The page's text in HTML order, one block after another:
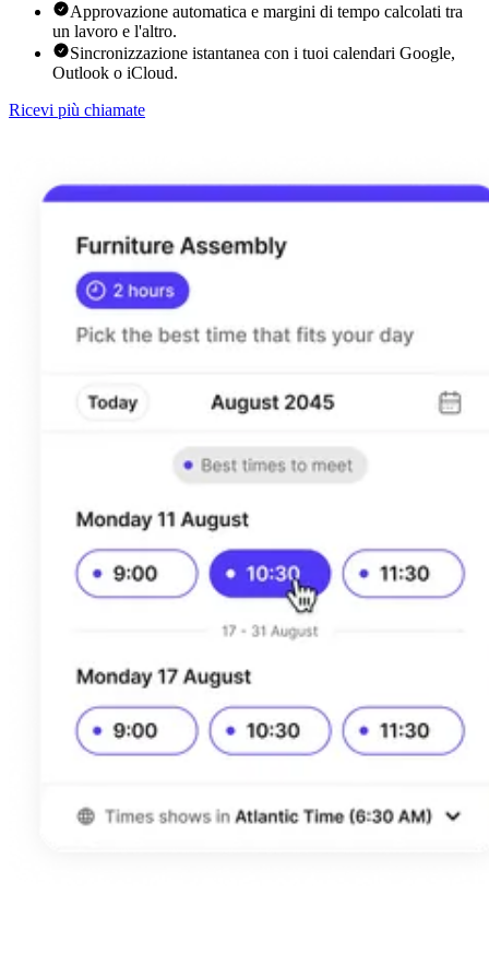
Approvazione automatica e margini di tempo calcolati tra
un lavoro e l'altro.
Sincronizzazione istantanea con i tuoi calendari Google,
Outlook o iCloud.
Ricevi più chiamate